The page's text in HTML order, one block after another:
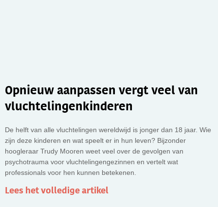
Opnieuw aanpassen vergt veel van
vluchtelingenkinderen
De helft van alle vluchtelingen wereldwijd is jonger dan 18 jaar. Wie
zijn deze kinderen en wat speelt er in hun leven? Bijzonder
hoogleraar Trudy Mooren weet veel over de gevolgen van
psychotrauma voor vluchtelingengezinnen en vertelt wat
professionals voor hen kunnen betekenen.
Lees het volledige artikel